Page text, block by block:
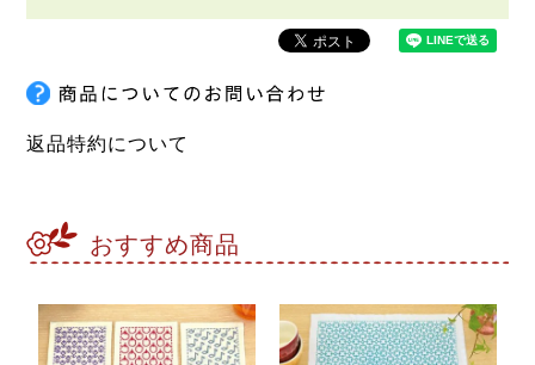
返品特約について
おすすめ商品